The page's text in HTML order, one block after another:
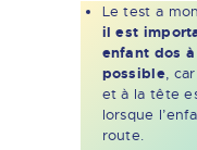
Le test a
il est
enfant dos
possible,
et à la tête
lorsque
route.